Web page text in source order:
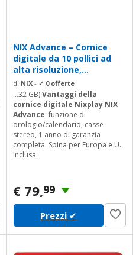
NIX Advance – Cornice
digitale da 10 pollici ad
alta risoluzione,...
di NIX - ✓ 0 offerte
...32 GB)Vantaggi della
cornice digitale Nixplay NIX
Advance: funzione di
orologio/calendario, casse
stereo, 1 anno di garanzia
completa. Spina per Europa e UK
inclusa.
€ 79,99
Prezzi ✔